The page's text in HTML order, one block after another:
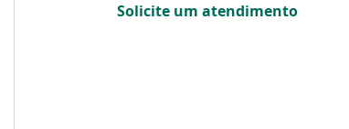
Solicite um atendimento